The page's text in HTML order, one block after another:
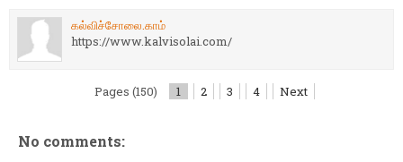
கல்விச்சோலை.காம்
https://www.kalvisolai.com/
Pages (150) 1 2 3 4 Next
No comments: